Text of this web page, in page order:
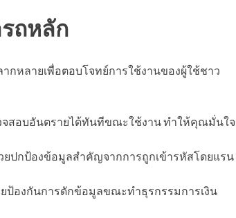
ถหลัก
กหลายเพื่อตอบโจทย์การใช้งานของผู้ใช้ชาว
จสอบอันตรายได้ทันทีขณะใช้งาน ทำให้คุณมั่นใจ
ยปกป้องข้อมูลสำคัญจากการถูกเข้ารหัสโดยแรน
ป้องกันการดักข้อมูลขณะทำธุรกรรมการเงิน